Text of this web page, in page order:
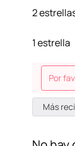
2
1 estrella
Por
Más